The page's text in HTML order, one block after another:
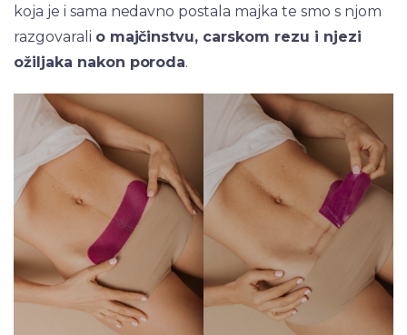
koja je i sama nedavno postala majka te smo s njom
razgovarali o majčinstvu, carskom rezu i njezi
ožiljaka nakon poroda.